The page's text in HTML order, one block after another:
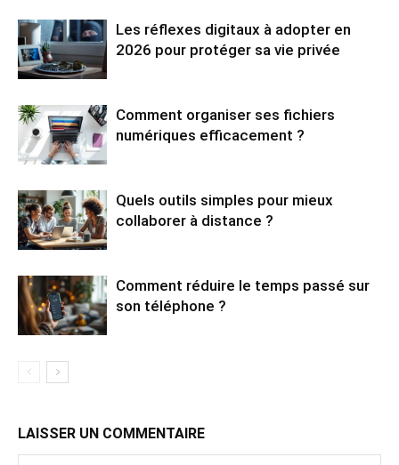
Les réflexes digitaux à adopter en
2026 pour protéger sa vie privée
Comment organiser ses fichiers
numériques efficacement ?
Quels outils simples pour mieux
collaborer à distance ?
Comment réduire le temps passé sur
son téléphone ?
LAISSER UN COMMENTAIRE